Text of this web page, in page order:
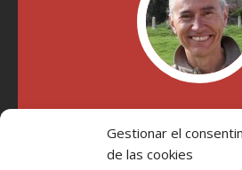
Gestionar el
de las cookies
"Soy Manel Hospido, nací en
año 2007 he escrito sobre motos en
Millatrece.com es una apuesta por